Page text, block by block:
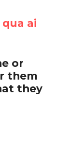
ai
or
them
they